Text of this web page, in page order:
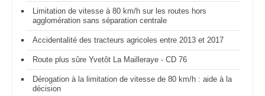
Limitation de vitesse à 80 km/h sur les routes hors
agglomération sans séparation centrale
Accidentalité des tracteurs agricoles entre 2013 et 2017
Route plus sûre Yvetôt La Mailleraye - CD 76
Dérogation à la limitation de vitesse de 80 km/h : aide à la
décision